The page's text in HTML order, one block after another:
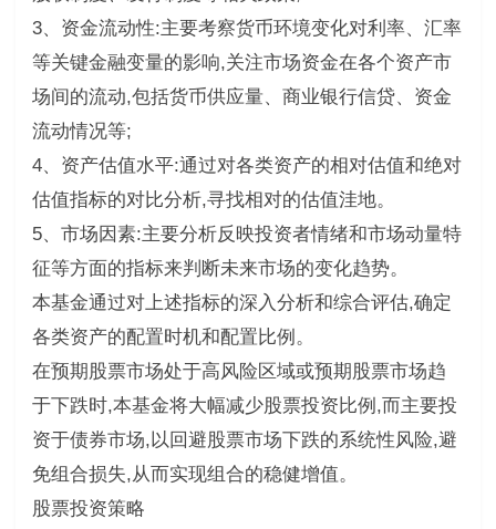
3、资金流动性:主要考察货币环境变化对利率、汇率
等关键金融变量的影响,关注市场资金在各个资产市
场间的流动,包括货币供应量、商业银行信贷、资金
流动情况等;
4、资产估值水平:通过对各类资产的相对估值和绝对
估值指标的对比分析,寻找相对的估值洼地。
5、市场因素:主要分析反映投资者情绪和市场动量特
征等方面的指标来判断未来市场的变化趋势。
本基金通过对上述指标的深入分析和综合评估,确定
各类资产的配置时机和配置比例。
在预期股票市场处于高风险区域或预期股票市场趋
于下跌时,本基金将大幅减少股票投资比例,而主要投
资于债券市场,以回避股票市场下跌的系统性风险,避
免组合损失,从而实现组合的稳健增值。
股票投资策略